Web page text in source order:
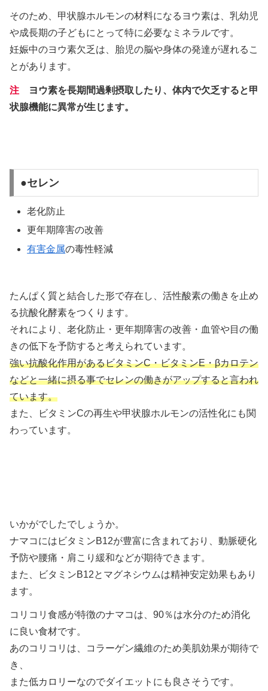
そのため、甲状腺ホルモンの材料になるヨウ素は、乳幼児
や成長期の子どもにとって特に必要なミネラルです。
妊娠中のヨウ素欠乏は、胎児の脳や身体の発達が遅れるこ
とがあります。
注
ヨウ素を長期間過剰摂取したり、体内で欠乏すると甲
状腺機能に異常が生じます。
●セレン
老化防止
更年期障害の改善
有害金属の毒性軽減
たんぱく質と結合した形で存在し、活性酸素の働きを止め
る抗酸化酵素をつくります。
それにより、老化防止・更年期障害の改善・血管や目の働
きの低下を予防すると考えられています。
強い抗酸化作用があるビタミンC・ビタミンE・βカロテン
などと一緒に摂る事でセレンの働きがアップすると言われ
ています。
また、ビタミンCの再生や甲状腺ホルモンの活性化にも関
わっています。
いかがでしたでしょうか。
ナマコにはビタミンB12が豊富に含まれており、動脈硬化
予防や腰痛・肩こり緩和などが期待できます。
また、ビタミンB12とマグネシウムは精神安定効果もあり
ます。
コリコリ食感が特徴のナマコは、90％は水分のため消化
に良い食材です。
あのコリコリは、コラーゲン繊維のため美肌効果が期待で
き、
また低カロリーなのでダイエットにも良さそうです。